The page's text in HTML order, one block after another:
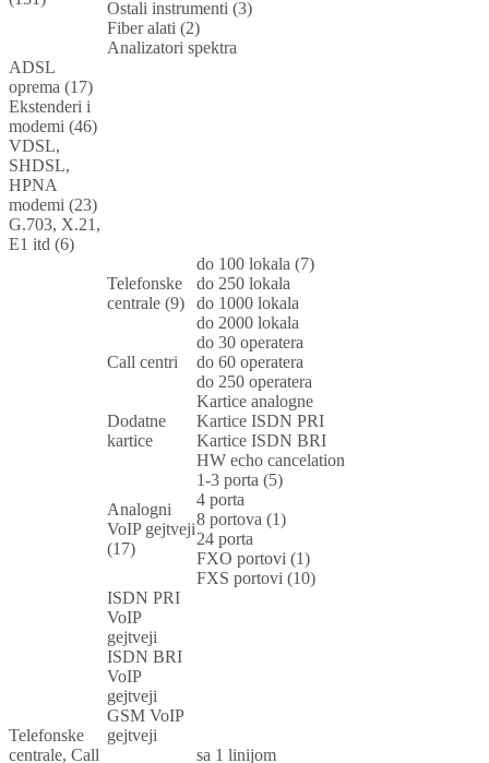
Ostali instrumenti (3)
Fiber alati (2)
Analizatori spektra
ADSL
oprema (17)
Ekstenderi i
modemi (46)
VDSL,
SHDSL,
HPNA
modemi (23)
G.703, X.21,
E1 itd (6)
Telefonske
centrale, Call
Telefonske
centrale (9)
do 100 lokala (7)
do 250 lokala
do 1000 lokala
do 2000 lokala
Call centri
do 30 operatera
do 60 operatera
do 250 operatera
Dodatne
kartice
Kartice analogne
Kartice ISDN PRI
Kartice ISDN BRI
HW echo cancelation
Analogni
VoIP gejtveji
(17)
1-3 porta (5)
4 porta
8 portova (1)
24 porta
FXO portovi (1)
FXS portovi (10)
ISDN PRI
VoIP
gejtveji
ISDN BRI
VoIP
gejtveji
GSM VoIP
gejtveji
sa 1 linijom